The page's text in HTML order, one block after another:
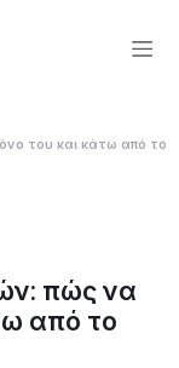
του και κάτω από το
πώς να
από το